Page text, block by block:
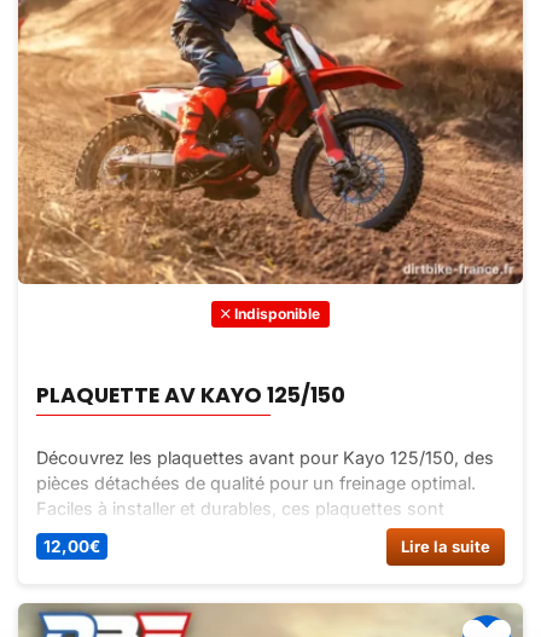
Indisponible
PLAQUETTE AV KAYO 125/150
Découvrez les plaquettes avant pour Kayo 125/150, des
pièces détachées de qualité pour un freinage optimal.
Faciles à installer et durables, ces plaquettes sont
essentielles pour l’entretien de votre véhicule.
12,00€ Lire la suite